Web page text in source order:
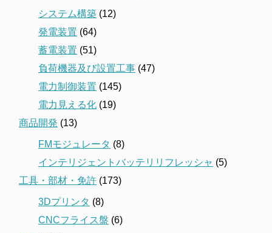
システム構築 (12)
発電装置 (64)
蓄電装置 (51)
負荷機器及び設置工事 (47)
電力制御装置 (145)
電力見える化 (19)
商品開発 (13)
FMモジュレータ (8)
インテリジェントバッテリリフレッシャ (5)
工具・部材・免許 (173)
3Dプリンタ (8)
CNCフライス盤 (6)